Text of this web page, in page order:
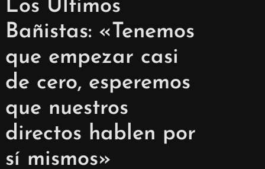
Los Últimos
Bañistas: «Tenemos
que empezar casi
de cero, esperemos
que nuestros
directos hablen por
sí mismos»